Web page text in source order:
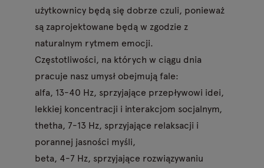
użytkownicy będą się dobrze czuli, ponieważ
są zaprojektowane będą w zgodzie z
naturalnym rytmem emocji.
Częstotliwości, na których w ciągu dnia
pracuje nasz umysł obejmują fale:
alfa, 13-40 Hz, sprzyjające przepływowi idei,
lekkiej koncentracji i interakcjom socjalnym,
thetha, 7-13 Hz, sprzyjające relaksacji i
porannej jasności myśli,
beta, 4-7 Hz, sprzyjające rozwiązywaniu